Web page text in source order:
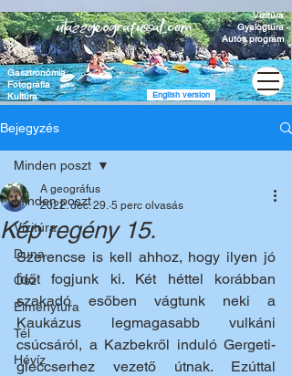
Gasztronómia
Fotográfia
Kultúra
English version
Vízitúra
Gyalogtúra
Autós program
Bejegyzés
Minden poszt
Vízitúra
Duna
Ősz
Élménytúra
Tél
Hévíz
Minden poszt
Kép regény 15.
A geográfus
2022. dec. 29. 5 perc olvasás
Szerencse is kell ahhoz, hogy ilyen jó
időt fogjunk ki. Két héttel korábban
szakadó esőben vágtunk neki a
Kaukázus legmagasabb vulkáni
csúcsáról, a Kazbekről induló Gergeti-
gleccserhez vezető útnak. Ezúttal